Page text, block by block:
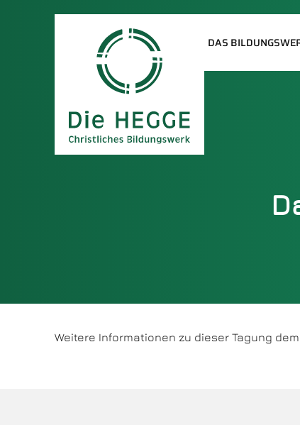
DAS
Weitere Informationen zu dieser Tagung